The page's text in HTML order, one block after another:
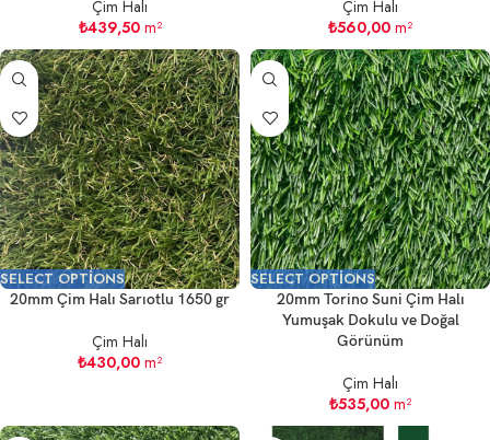
Çim Halı
₺439,50m²
Çim Halı
₺560,00 m²
SELECT OPTIONS
20mm Çim Halı Sarıotlu 1650 gr
Çim Halı
₺430,00 m²
SELECT OPTIONS
20mm Torino Suni Çim Halı
Yumuşak Dokulu ve Doğal
Görünüm
Çim Halı
₺535,00 m²